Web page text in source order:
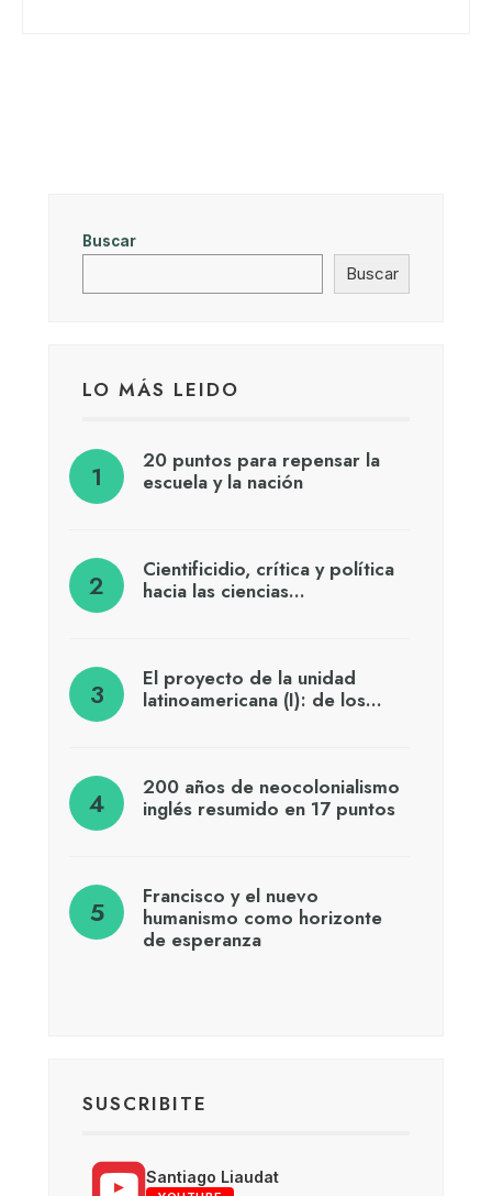
Buscar
Buscar
LO MÁS LEIDO
20 puntos para repensar la
escuela y la nación
Cientificidio, crítica y política
hacia las ciencias…
El proyecto de la unidad
latinoamericana (I): de los…
200 años de neocolonialismo
inglés resumido en 17 puntos
Francisco y el nuevo
humanismo como horizonte
de esperanza
SUSCRIBITE
Santiago Liaudat